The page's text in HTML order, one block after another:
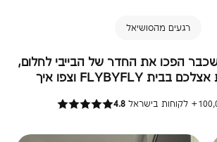
רגעים מהסושיאל
הפכו את החדר של הבייבי לחלום,